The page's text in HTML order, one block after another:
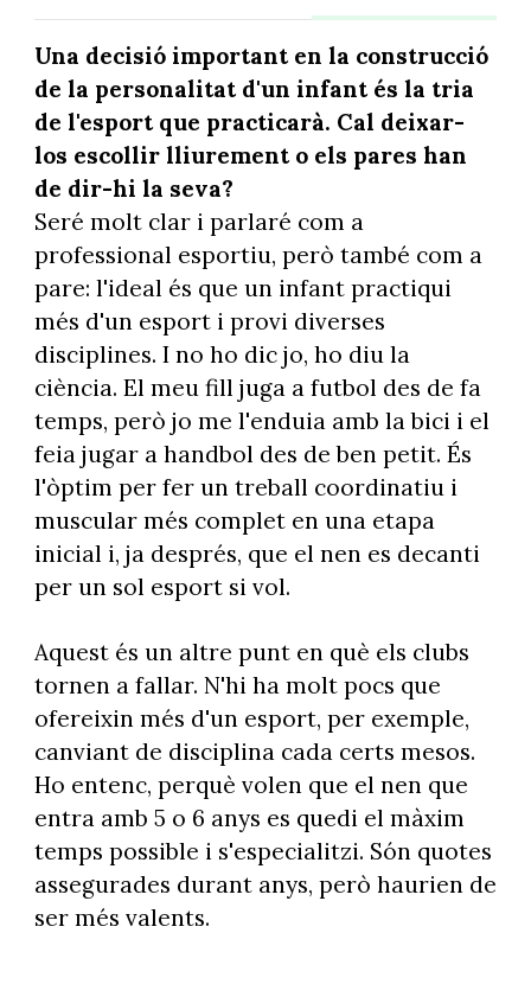
Una decisió important en la construcció
de la personalitat d'un infant és la tria
de l'esport que practicarà. Cal deixar-
los escollir lliurement o els pares han
de dir-hi la seva?
Seré molt clar i parlaré com a
professional esportiu, però també com a
pare: l'ideal és que un infant practiqui
més d'un esport i provi diverses
disciplines. I no ho dic jo, ho diu la
ciència. El meu fill juga a futbol des de fa
temps, però jo me l'enduia amb la bici i el
feia jugar a handbol des de ben petit. És
l'òptim per fer un treball coordinatiu i
muscular més complet en una etapa
inicial i, ja després, que el nen es decanti
per un sol esport si vol.
Aquest és un altre punt en què els clubs
tornen a fallar. N'hi ha molt pocs que
ofereixin més d'un esport, per exemple,
canviant de disciplina cada certs mesos.
Ho entenc, perquè volen que el nen que
entra amb 5 o 6 anys es quedi el màxim
temps possible i s'especialitzi. Són quotes
assegurades durant anys, però haurien de
ser més valents.